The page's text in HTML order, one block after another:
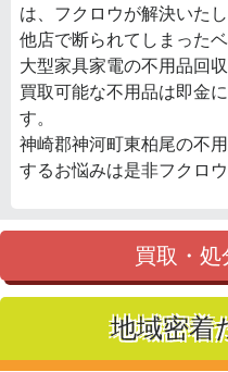
は、フクロウが解決いたし
他店で断られてしまった
大型家具家電の不用品回収
買取可能な不用品は即金
す。
神崎郡神河町東柏尾の不
するお悩みは是非フクロ
買取・
地域密着